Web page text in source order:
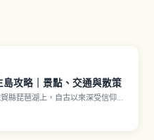
島攻略｜景點、交通與散策
縣琵琶湖上，自古以來深受信仰，
都久夫須麻神社。可從長濱港、今
年）開基，是西國三十三所第三十